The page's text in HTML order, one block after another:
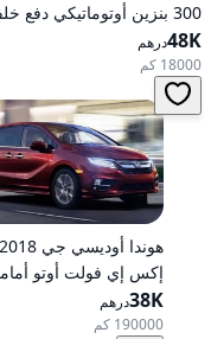
300 بنزين أوتوماتيكي دفع خلفي
48Kدرهم
18000 كم
إكس إي فولت أوتو
الدفع
38Kدرهم
190000 كم